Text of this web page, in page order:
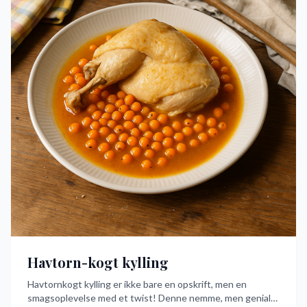
Havtorn-kogt kylling
Havtornkogt kylling er ikke bare en opskrift, men en
smagsoplevelse med et twist! Denne nemme, men geniale